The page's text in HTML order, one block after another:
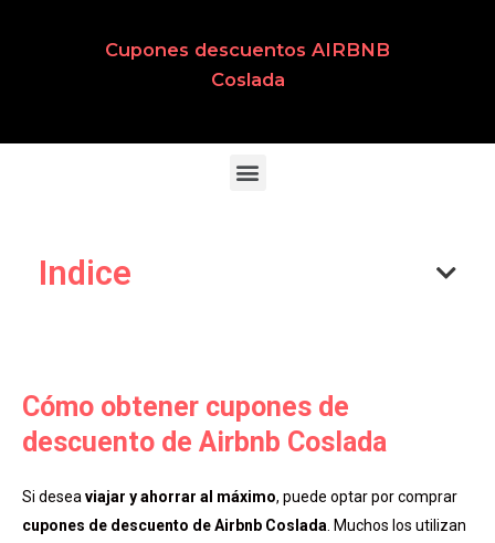
Cupones descuentos AIRBNB
Coslada
Indice
Cómo obtener cupones de
descuento de Airbnb Coslada
Si desea viajar y ahorrar al máximo, puede optar por comprar
cupones de descuento de Airbnb Coslada . Muchos los utilizan